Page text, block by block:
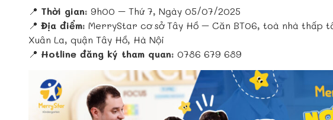
📍 Thời gian: 9h00 – Thứ 7, Ngày 05/07/2025
📍Địa điểm: MerryStar cơ sở Tây Hồ – Căn BT06, toà nhà thấp
Xuân La, quận Tây Hồ, Hà Nội
📍 Hotline đăng ký tham quan: 0786 679 689